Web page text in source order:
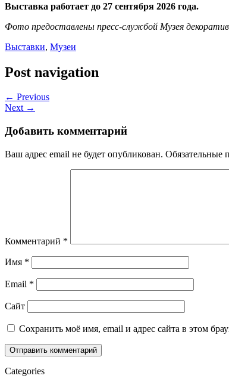
Выставка работает до 27 сентября 2026 года.
Фото предоставлены пресс-службой Музея
Выставки, Музеи
Post navigation
← Previous
Next →
Добавить комментарий
Ваш адрес email не будет опубликован. Обязательные
Комментарий *
Имя *
Email *
Сайт
Сохранить моё имя, email и адрес сайта в этом
Categories